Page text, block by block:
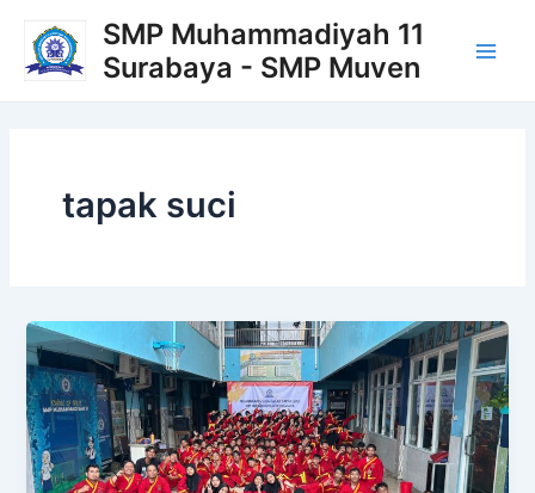
konten
SMP Muhammadiyah 11
Surabaya - SMP Muven
tapak suci